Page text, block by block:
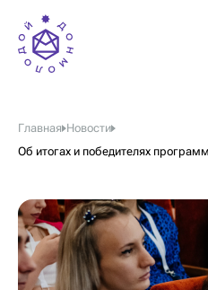
Главная Новости
Об итогах и победителях